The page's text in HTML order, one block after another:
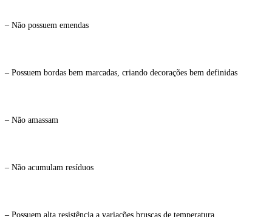
– Não possuem emendas
– Possuem bordas bem marcadas, criando decorações bem definidas
– Não amassam
– Não acumulam resíduos
– Possuem alta resistência a variações bruscas de temperatura